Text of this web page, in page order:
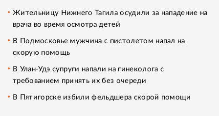
Жительницу Нижнего Тагила осудили за нападение на
врача во время осмотра детей
В Подмосковье мужчина с пистолетом напал на
скорую помощь
В Улан-Удэ супруги напали на гинеколога с
требованием принять их без очереди
В Пятигорске избили фельдшера скорой помощи